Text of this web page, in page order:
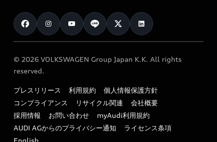
カタログ一覧
車検 / 定期点検
e-tronアフターサポート
myAudi
クオリティ
保証
メンテナンス
ファイナンス
キャンペーン / イベント
買取査定
お知らせ
オーナー様向けキャンペーン
特定整備適用車一覧
リサイクル法
よくある質問（FAQ）
© 2026 VOLKSWAGEN Group Japan K.K. All rights
reserved.
プレスリリース 利用規約
個人情報保護方針
コンプライアンス
リサイクル関連
会社概要
採用情報
お問い合わせ
myAudi利用規約
AUDI AGからのプライバシー通知
ライセンス条項
English